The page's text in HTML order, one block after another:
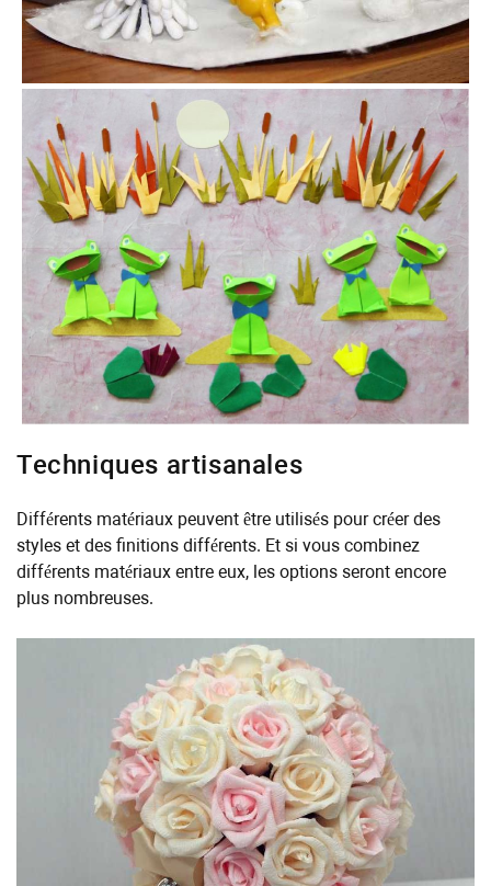
Techniques artisanales
Différents matériaux peuvent être utilisés pour créer des
styles et des finitions différents. Et si vous combinez
différents matériaux entre eux, les options seront encore
plus nombreuses.